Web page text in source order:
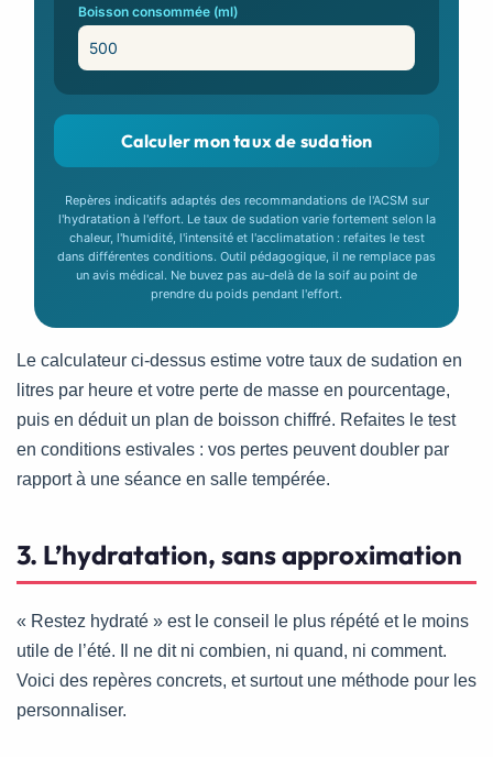
Boisson consommée (ml)
Calculer mon taux de sudation
Repères indicatifs adaptés des recommandations de l'ACSM sur
l'hydratation à l'effort. Le taux de sudation varie fortement selon la
chaleur, l'humidité, l'intensité et l'acclimatation : refaites le test
dans différentes conditions. Outil pédagogique, il ne remplace pas
un avis médical. Ne buvez pas au-delà de la soif au point de
prendre du poids pendant l'effort.
Le calculateur ci-dessus estime votre taux de sudation en
litres par heure et votre perte de masse en pourcentage,
puis en déduit un plan de boisson chiffré. Refaites le test
en conditions estivales : vos pertes peuvent doubler par
rapport à une séance en salle tempérée.
3. L’hydratation, sans approximation
« Restez hydraté » est le conseil le plus répété et le moins
utile de l’été. Il ne dit ni combien, ni quand, ni comment.
Voici des repères concrets, et surtout une méthode pour les
personnaliser.